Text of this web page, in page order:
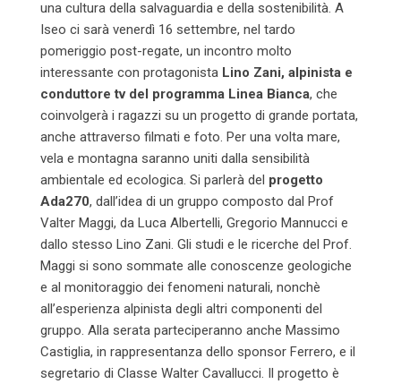
una cultura della salvaguardia e della sostenibilità. A
Iseo ci sarà venerdì 16 settembre, nel tardo
pomeriggio post-regate, un incontro molto
interessante con protagonista Lino Zani, alpinista e
conduttore tv del programma Linea Bianca, che
coinvolgerà i ragazzi su un progetto di grande portata,
anche attraverso filmati e foto. Per una volta mare,
vela e montagna saranno uniti dalla sensibilità
ambientale ed ecologica. Si parlerà del progetto
Ada270, dall’idea di un gruppo composto dal Prof
Valter Maggi, da Luca Albertelli, Gregorio Mannucci e
dallo stesso Lino Zani. Gli studi e le ricerche del Prof.
Maggi si sono sommate alle conoscenze geologiche
e al monitoraggio dei fenomeni naturali, nonchè
all’esperienza alpinista degli altri componenti del
gruppo. Alla serata parteciperanno anche Massimo
Castiglia, in rappresentanza dello sponsor Ferrero, e il
segretario di Classe Walter Cavallucci. Il progetto è